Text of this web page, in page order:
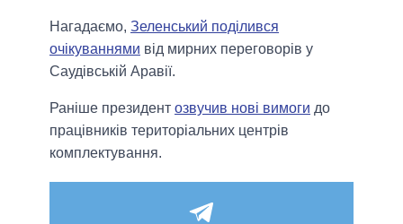
Нагадаємо, Зеленський поділився
очікуваннями від мирних переговорів у
Саудівській Аравії.
Раніше президент озвучив нові вимоги до
працівників територіальних центрів
комплектування.